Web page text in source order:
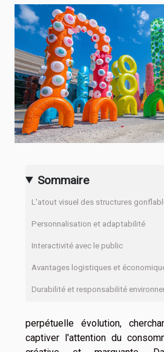
Sommaire
L'atout visuel des structures
Personnalisation et adaptabilité
Interactivité avec le public
Avantages logistiques et
Durabilité et responsabilité
perpétuelle évolution,
captiver l'attention du